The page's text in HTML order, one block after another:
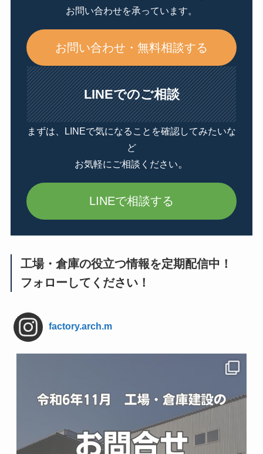
お問い合わせを承っています。
お問い合わせ・無料相談する
LINEでのご相談
まずは、LINEで気になることを確認してみたいな
ど
お気軽にご相談ください。
LINEで相談する
工場・倉庫の役立つ情報を定期配信中！
フォローしてください！
factory.arch.m